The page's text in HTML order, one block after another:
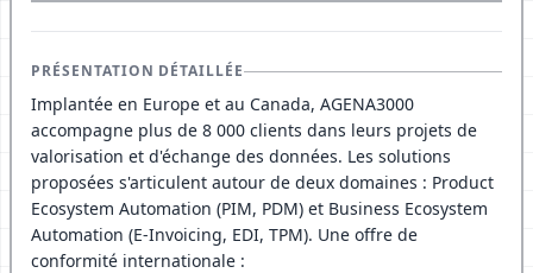
PRÉSENTATION DÉTAILLÉE
Implantée en Europe et au Canada, AGENA3000
accompagne plus de 8 000 clients dans leurs projets de
valorisation et d'échange des données. Les solutions
proposées s'articulent autour de deux domaines : Product
Ecosystem Automation (PIM, PDM) et Business Ecosystem
Automation (E-Invoicing, EDI, TPM). Une offre de
conformité internationale :